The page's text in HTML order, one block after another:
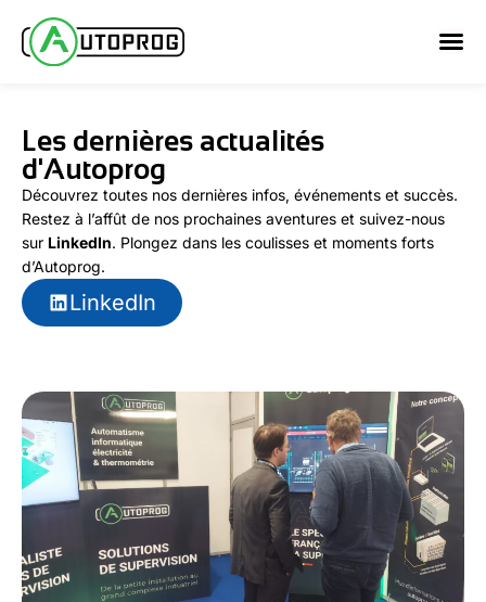
contenu
Les dernières actualités
d'Autoprog
Découvrez toutes nos dernières infos, événements et succès.
Restez à l’affût de nos prochaines aventures et suivez-nous
sur LinkedIn. Plongez dans les coulisses et moments forts
d’Autoprog.
LinkedIn
a
e
P
a
g
e